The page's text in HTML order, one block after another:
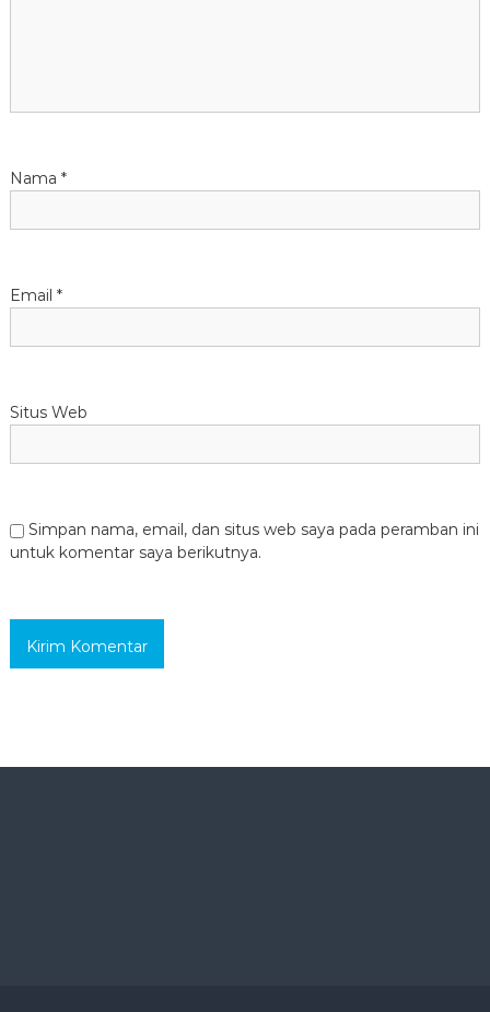
Nama *
Email *
Situs Web
Simpan nama, email, dan situs web saya pada peramban ini
untuk komentar saya berikutnya.